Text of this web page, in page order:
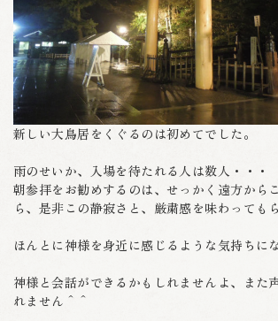
新しい大鳥居をくぐるのは初めてでした。
雨のせいか、入場を待たれる人は数人・・
朝参拝をお勧めするのは、せっかく遠方から
ら、是非この静寂さと、厳粛感を味わっても
ほんとに神様を身近に感じるような気持ちに
神様と会話ができるかもしれませんよ、また
れません＾＾